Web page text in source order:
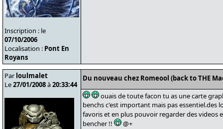
Inscription : le
07/10/2006
Localisation : Pont En
Royans
Par loulmalet
Le27/01/2008à20:33:44
Du nouveau chez Romeool (back to THE
ouais de toute facon tu as une carte
benchs c'est important mais pas essentiel.des
favoris et en plus pouvoir regarder des videos
bencher !!
@+